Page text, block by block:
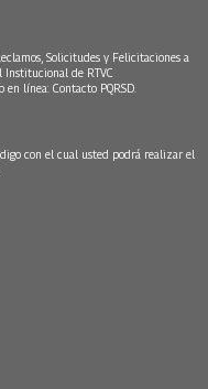
Solicitudes y Felicitaciones a
de RTVC
en línea: Contacto PQRSD.
con el cual usted podrá realizar el